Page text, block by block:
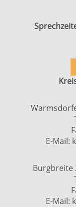
E-Mail:
Burgbreite
E-Mail: